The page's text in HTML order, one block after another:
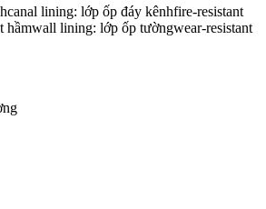
lining: lớp ốp đáy kênhfire-resistant
lining: lớp ốp tườngwear-resistant